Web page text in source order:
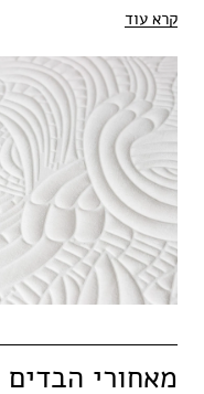
קרא עוד
מאחורי